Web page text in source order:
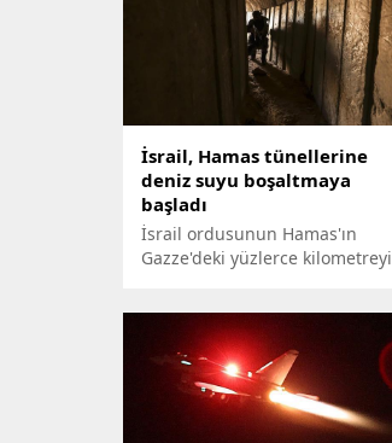
İsrail, Hamas tünellerine
deniz suyu boşaltmaya
başladı
İsrail ordusunun Hamas'ın
Gazze'deki yüzlerce kilometreyi